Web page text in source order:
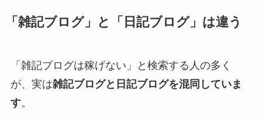
「雑記ブログ」と「日記ブログ」は違う
「雑記ブログは稼げない」と検索する人の多く
が、実は雑記ブログと日記ブログを混同していま
す。